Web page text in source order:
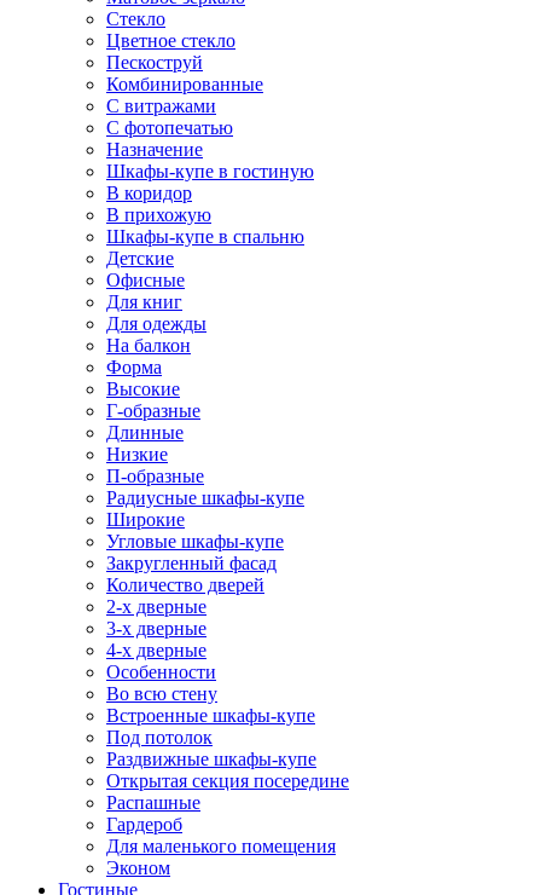
Стекло
Цветное стекло
Пескоструй
Комбинированные
С витражами
С фотопечатью
Назначение
Шкафы-купе в гостиную
В коридор
В прихожую
Шкафы-купе в спальню
Детские
Офисные
Для книг
Для одежды
На балкон
Форма
Высокие
Г-образные
Длинные
Низкие
П-образные
Радиусные шкафы-купе
Широкие
Угловые шкафы-купе
Закругленный фасад
Количество дверей
2-х дверные
3-х дверные
4-х дверные
Особенности
Во всю стену
Встроенные шкафы-купе
Под потолок
Раздвижные шкафы-купе
Открытая секция посередине
Распашные
Гардероб
Для маленького помещения
Эконом
Гостиные